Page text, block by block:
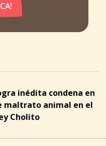
inédita condena en
maltrato animal en el
Cholito